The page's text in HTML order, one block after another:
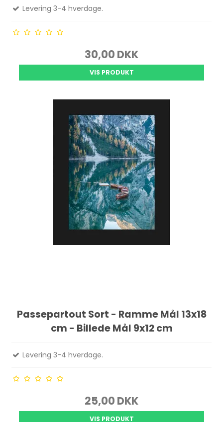
Levering 3-4 hverdage.
30,00 DKK
VIS PRODUKT
Passepartout Sort - Ramme Mål 13x18
cm - Billede Mål 9x12 cm
Levering 3-4 hverdage.
25,00 DKK
VIS PRODUKT